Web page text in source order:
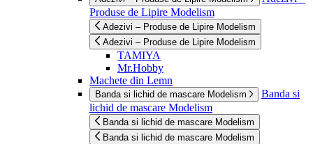
Produse de Lipire Modelism
Adezivi – Produse de Lipire Modelism
Adezivi – Produse de Lipire Modelism
TAMIYA
Mr.Hobby
Machete din Lemn
Banda si lichid de mascare Modelism
Banda si
lichid de mascare Modelism
Banda si lichid de mascare Modelism
Banda si lichid de mascare Modelism